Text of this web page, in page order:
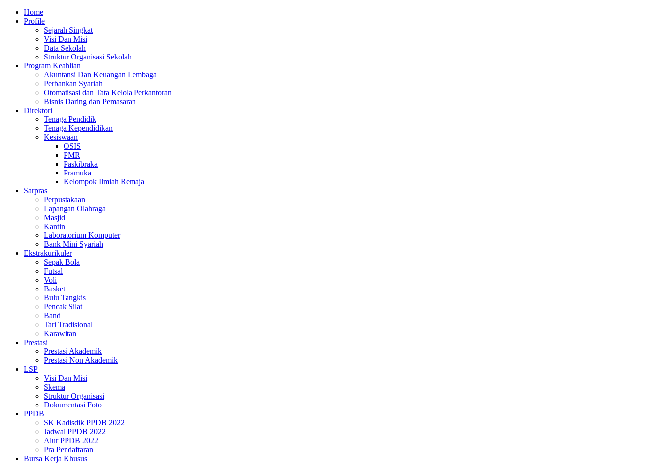
Skip
Primary
Menu
Home
Profile
Sejarah Singkat
Visi Dan Misi
Data Sekolah
Struktur Organisasi Sekolah
Program Keahlian
Akuntansi Dan Keuangan Lembaga
Perbankan Syariah
Otomatisasi dan Tata Kelola Perkantoran
Bisnis Daring dan Pemasaran
Direktori
Tenaga Pendidik
Tenaga Kependidikan
Kesiswaan
OSIS
PMR
Paskibraka
Pramuka
Kelompok Ilmiah Remaja
Sarpras
Perpustakaan
Lapangan Olahraga
Masjid
Kantin
Laboratorium Komputer
Bank Mini Syariah
Ekstrakurikuler
Sepak Bola
Futsal
Voli
Basket
Bulu Tangkis
Pencak Silat
Band
Tari Tradisional
Karawitan
Prestasi
Prestasi Akademik
Prestasi Non Akademik
LSP
Visi Dan Misi
Skema
Struktur Organisasi
Dokumentasi Foto
PPDB
SK Kadisdik PPDB 2022
Jadwal PPDB 2022
Alur PPDB 2022
Pra Pendaftaran
Bursa Kerja Khusus